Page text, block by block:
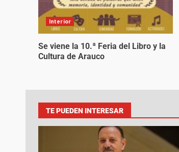
Interior
Se viene la 10.ª Feria del Libro y la
Cultura de Arauco
TE PUEDEN INTERESAR